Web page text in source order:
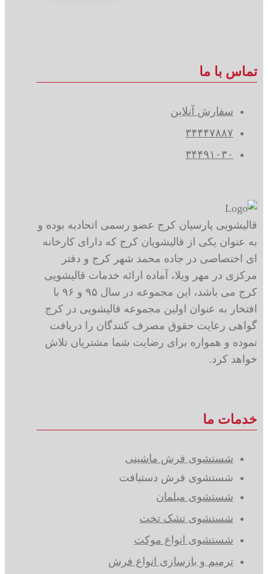
تماس با ما
سفارش آنلاین
۳۴۴۴۷۸۸۷
۳۴۴۹۱۰۳۰
قالیشویی پارسیان کرج عضو رسمی اتحادیه بوده و
به عنوان یکی از قالیشویان کرج که دارای کارخانه
ای اختصاصی در جاده محمد شهر کرج و دفتر
مرکزی در مهر ویلا، آماده ارائه خدمات قالیشویی
کرج می باشد، این مجموعه در سال ۹۵ و ۹۶ با
افتخار به عنوان اولین مجموعه قالیشویی در کرج
گواهی رعایت حقوق مصرف کنندگان را دریافت
نموده و همواره برای رضایت شما مشتریان تلاش
خواهد کرد.
خدمات ما
شستشوی فرش ماشینی
شستشوی فرش دستبافت
شستشوی مبلمان
شستشوی تشک تخت
شستشوی انواع موکت
ترمیم و بازسازی انواع فرش